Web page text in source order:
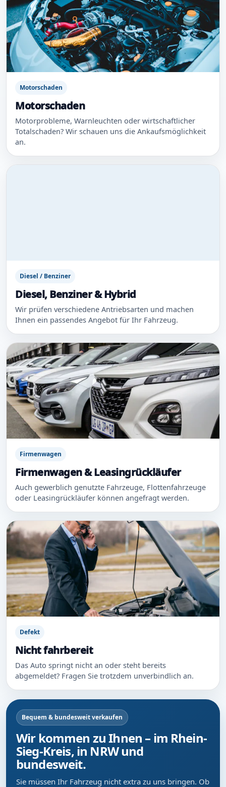
Motorschaden
Motorschaden
Motorprobleme, Warnleuchten oder wirtschaftlicher
Totalschaden? Wir schauen uns die Ankaufsmöglichkeit
an.
Diesel / Benziner
Diesel, Benziner & Hybrid
Wir prüfen verschiedene Antriebsarten und machen
Ihnen ein passendes Angebot für Ihr Fahrzeug.
Firmenwagen
Firmenwagen & Leasingrückläufer
Auch gewerblich genutzte Fahrzeuge, Flottenfahrzeuge
oder Leasingrückläufer können angefragt werden.
Defekt
Nicht fahrbereit
Das Auto springt nicht an oder steht bereits
abgemeldet? Fragen Sie trotzdem unverbindlich an.
Bequem & bundesweit verkaufen
Wir kommen zu Ihnen – im Rhein-
Sieg-Kreis, in NRW und
bundesweit.
Sie müssen Ihr Fahrzeug nicht extra zu uns bringen. Ob